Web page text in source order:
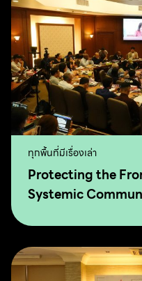
ทุกพื้นที่มีเรื่องเล่า
Protecting the
Systemic